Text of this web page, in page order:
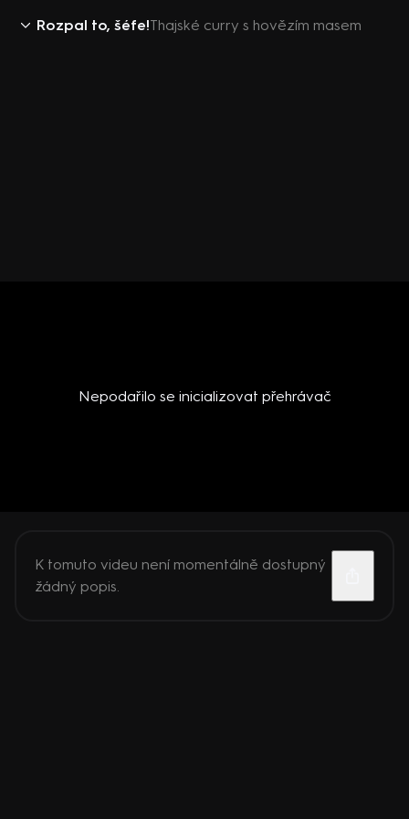
Rozpal to, šéfe!Thajské curry s hovězím masem
Nepodařilo se inicializovat přehrávač
K tomuto videu není momentálně dostupný
žádný popis.